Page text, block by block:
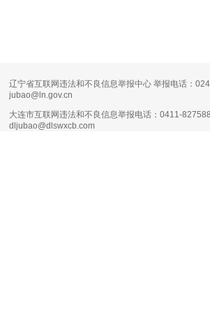
辽宁省互联网违法和不良信息举报中心 举报电话：
jubao@ln.gov.cn
大连市互联网违法和不良信息举报电话：0411-
dljubao@dlswxcb.com